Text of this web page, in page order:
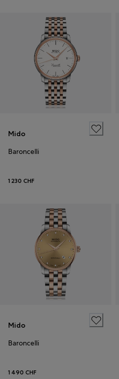
Mido
Baroncelli
1 230 CHF
Mido
Baroncelli
1 490 CHF